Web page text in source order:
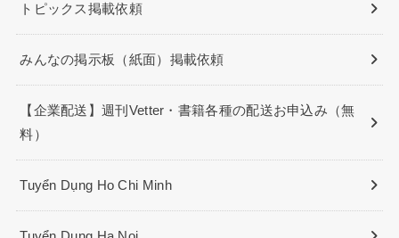
トピックス掲載依頼
みんなの掲示板（紙面）掲載依頼
【企業配送】週刊Vetter・書籍各種の配送お申込み（無
料）
Tuyển Dụng Ho Chi Minh